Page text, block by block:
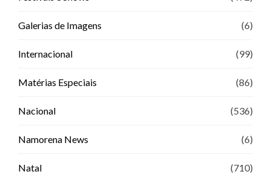
Galerias de Imagens (6)
Internacional (99)
Matérias Especiais (86)
Nacional (536)
Namorena News (6)
Natal (710)